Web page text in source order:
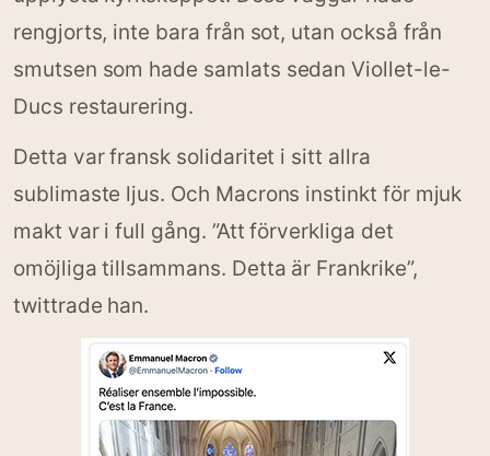
rengjorts, inte bara från sot, utan också från
smutsen som hade samlats sedan Viollet-le-
Ducs restaurering.
Detta var fransk solidaritet i sitt allra
sublimaste ljus. Och Macrons instinkt för mjuk
makt var i full gång. ”Att förverkliga det
omöjliga tillsammans. Detta är Frankrike”,
twittrade han.